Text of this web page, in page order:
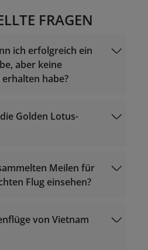
FRAGEN
ich erfolgreich ein
aber keine
habe?
Golden Lotus-
Meilen für
Flug einsehen?
Flugmeilen
von Vietnam